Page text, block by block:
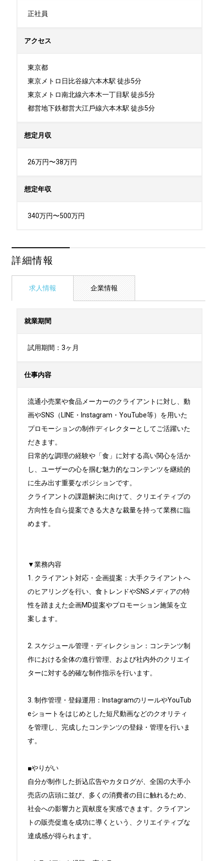
正社員
アクセス
東京都
東京メトロ⽇⽐⾕線六本⽊駅 徒歩5分
東京メトロ南北線六本⽊⼀丁⽬駅 徒歩5分
都営地下鉄都営⼤江⼾線六本⽊駅 徒歩5分
想定月収
26万円〜38万円
想定年収
340万円〜500万円
詳細情報
求人情報 企業情報
就業期間
試用期間：3ヶ月
仕事内容
流通小売業や食品メーカーのクライアントに対し、動
画やSNS（LINE・Instagram・YouTube等）を用いた
プロモーションの制作ディレクターとしてご活躍いた
だきます。
日常的な調理の経験や「食」に対する高い関心を活か
し、ユーザーの心を掴む魅力的なコンテンツを継続的
に生み出す重要なポジションです。
クライアントの課題解決に向けて、クリエイティブの
方向性を自ら提案できる大きな裁量を持って業務に臨
めます。
▼業務内容
1. クライアント対応・企画提案：大手クライアントへ
のヒアリングを行い、食トレンドやSNSメディアの特
性を踏まえた企画MD提案やプロモーション施策を立
案します。
2. スケジュール管理・ディレクション：コンテンツ制
作における全体の進行管理、および社内外のクリエイ
ターに対する的確な制作指示を行います。
3. 制作管理・登録運用：InstagramのリールやYouTub
eショートをはじめとした短尺動画などのクオリティ
を管理し、完成したコンテンツの登録・管理を行いま
す。
■やりがい
自分が制作した折込広告やカタログが、全国の大手小
売店の店頭に並び、多くの消費者の目に触れるため、
社会への影響力と貢献度を実感できます。クライアン
トの販売促進を成功に導くという、クリエイティブな
達成感が得られます。